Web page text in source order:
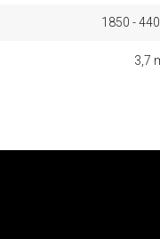
1850 -
3,7